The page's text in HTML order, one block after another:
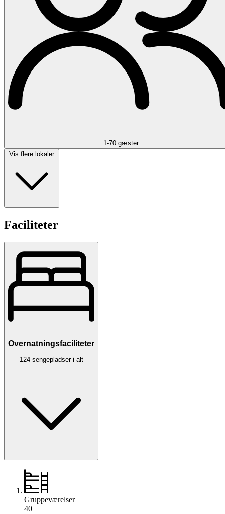
1-70 gæster
Vis flere lokaler
Faciliteter
Overnatningsfaciliteter
124 sengepladser i alt
Gruppeværelser
40